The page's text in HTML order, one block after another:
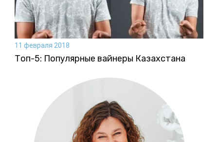
11 февраля 2018
Топ-5: Популярные вайнеры Казахстана